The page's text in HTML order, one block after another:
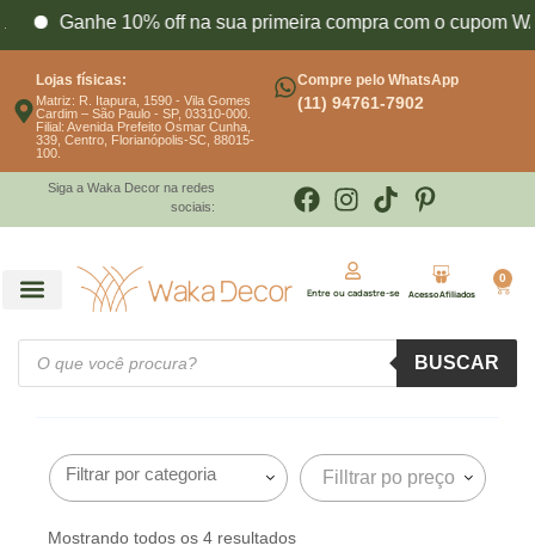
Ganhe 10% off na sua primeira compra com o cupom
Lojas físicas:
Matriz: R. Itapura, 1590 - Vila Gomes
Cardim – São Paulo - SP, 03310-000.
Filial: Avenida Prefeito Osmar Cunha,
339, Centro, Florianópolis-SC, 88015-
100.
Compre pelo WhatsApp
(11) 94761-7902
Siga a Waka Decor na redes
sociais:
Entre ou cadastre-se Acesso Afiliados
0
BUSCAR
Filltrar po preço
Mostrando todos os 4 resultados